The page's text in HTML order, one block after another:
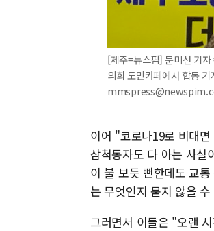
[제주=뉴스핌] 문미선 기
의회 도민카페에서 합동
이어 "코로나19로 비대
삼척동자도 다 아는 사실
이 불 보듯 뻔한데도 교
는 무엇인지 묻지 않을
그러면서 이들은 "오랜